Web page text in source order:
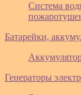
Система
Батарейки,
Генераторы